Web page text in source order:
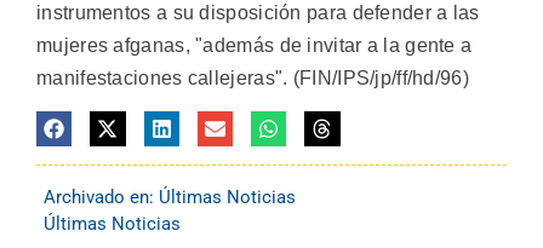
instrumentos a su disposición para defender a las
mujeres afganas, "además de invitar a la gente a
manifestaciones callejeras". (FIN/IPS/jp/ff/hd/96)
Archivado en: Últimas Noticias
Últimas Noticias